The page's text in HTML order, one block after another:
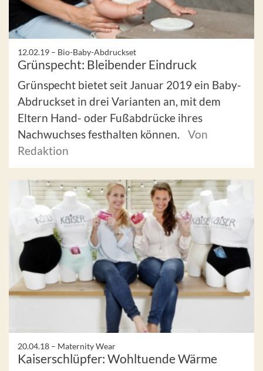
12.02.19 – Bio-Baby-Abdruckset
Grünspecht: Bleibender Eindruck
Grünspecht bietet seit Januar 2019 ein Baby-
Abdruckset in drei Varianten an, mit dem
Eltern Hand- oder Fußabdrücke ihres
Nachwuchses festhalten können.
Von
Redaktion
20.04.18 – Maternity Wear
Kaiserschlüpfer: Wohltuende Wärme